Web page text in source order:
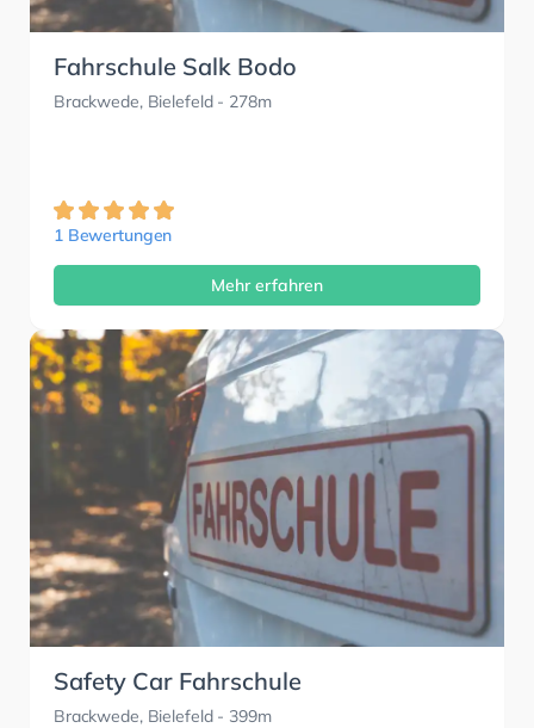
Fahrschule Salk Bodo
Brackwede, Bielefeld- 278m
1 Bewertungen
Mehr erfahren
Safety Car Fahrschule
Brackwede, Bielefeld- 399m